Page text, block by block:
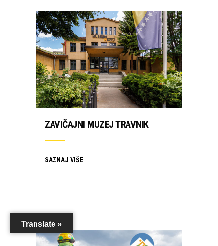
ZAVIČAJNI MUZEJ TRAVNIK
SAZNAJ VIŠE
Translate »